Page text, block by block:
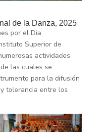
de la Danza, 2025
por el Día
Superior de
actividades
las cuales se
para la difusión
tolerancia entre los